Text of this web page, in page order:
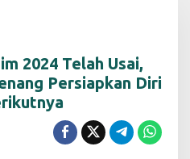
2024 Telah Usai,
Persiapkan Diri